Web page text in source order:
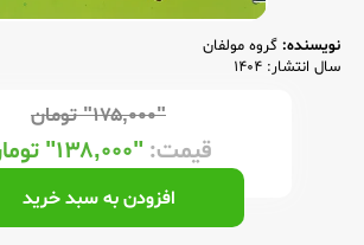
نویسنده: گروه مولفان
سال انتشار: 1404
"۱۷۵,۰۰۰" تومان
قیمت:"۱۳۸,۰۰۰"
افزودن به سبد خرید